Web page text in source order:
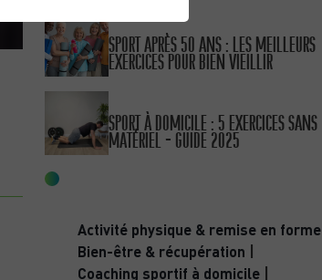
PUBLIÉ LE 11/10/25
SPORT APRÈS 50 ANS : LES MEILLEURS
EXERCICES POUR BIEN VIEILLIR
SPORT À DOMICILE : 5 EXERCICES SANS
MATÉRIEL – GUIDE 2025
Activité physique & remise en forme
Bien-être & récupération
Coaching sportif à domicile